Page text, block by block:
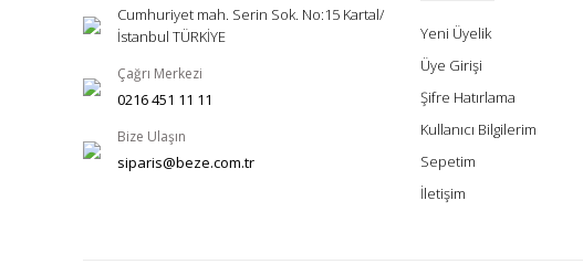
Cumhuriyet mah. Serin Sok. No:15 Kartal/
İstanbul TÜRKİYE
Çağrı Merkezi
0216 451 11 11
Bize Ulaşın
siparis@beze.com.tr
Yeni Üyelik
Üye Girişi
Şifre Hatırlama
Kullanıcı Bilgilerim
Sepetim
İletişim